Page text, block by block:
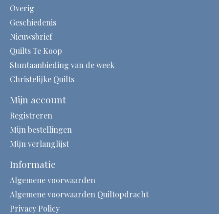
Overig
Geschiedenis
Nieuwsbrief
Quilts Te Koop
Stuntaanbieding van de week
Christelijke Quilts
Mijn account
Registreren
Mijn bestellingen
Mijn verlanglijst
Informatie
Algemene voorwaarden
Algemene voorwaarden Quiltopdracht
Privacy Policy